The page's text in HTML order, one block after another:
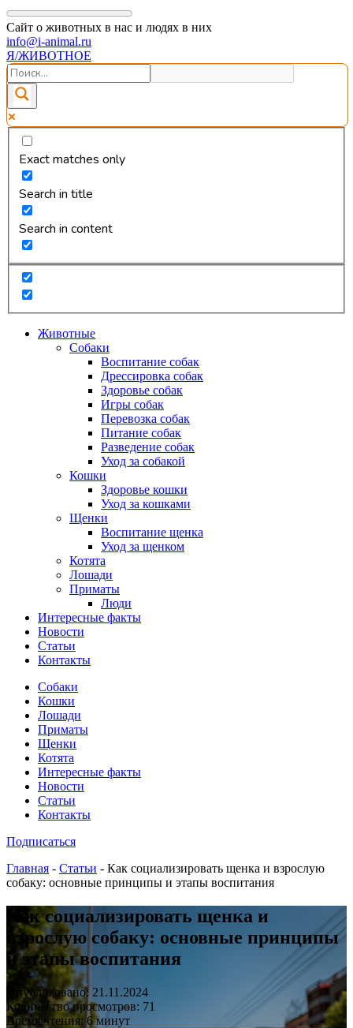
Сайт о животных в нас и людях в них
info@i-animal.ru
Я/ЖИВОТНОЕ
Exact matches only
Search in title
Search in content
Животные
Собаки
Воспитание собак
Дрессировка собак
Здоровье собак
Игры собак
Перевозка собак
Питание собак
Разведение собак
Уход за собакой
Кошки
Здоровье кошки
Уход за кошками
Щенки
Воспитание щенка
Уход за щенком
Котята
Лошади
Приматы
Люди
Интересные факты
Новости
Статьи
Контакты
Собаки
Кошки
Лошади
Приматы
Щенки
Котята
Интересные факты
Новости
Статьи
Контакты
Подписаться
Главная - Статьи - Как социализировать щенка и взрослую
собаку: основные принципы и этапы воспитания
Как социализировать щенка и
взрослую собаку: основные принципы
и этапы воспитания
Опубликовано: 21.11.2024
Количество просмотров: 71
Время чтения: 6 минут